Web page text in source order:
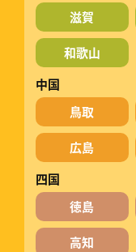
滋賀
和歌山
中国
鳥取
広島
四国
徳島
高知